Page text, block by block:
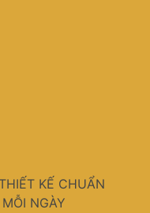
KẾ CHUẨN
NGÀY